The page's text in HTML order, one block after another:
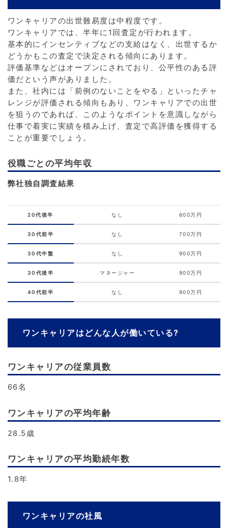
ワンキャリアの出世難易度は中程度です。
ワンキャリアでは、半年に1回査定が行われます。
基本的にインセンティブなどの支給はなく、出世するか
どうかもこの査定で決定される傾向にあります。
評価基準などはオープンにされており、公平性のある評
価だという声がありました。
また、社内には「前例のないことをやる」といったチャ
レンジが評価される傾向もあり、ワンキャリアでの出世
を狙うのであれば、このようなポイントを意識しながら
仕事で着実に実績を積み上げ、査定で高評価を獲得する
ことが重要でしょう。
役職ごとの平均年収
弊社独自調査結果
20代後半 なし 600万円
30代前半 なし 700万円
30代中盤 なし 900万円
30代後半 マネージャー 900万円
40代前半 なし 900万円
ワンキャリアはどんな人が働いている?
ワンキャリアの従業員数
66名
ワンキャリアの平均年齢
28.5歳
ワンキャリアの平均勤続年数
1.8年
ワンキャリアの社風